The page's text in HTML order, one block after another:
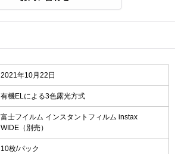
2021年10月22日
有機ELによる3色露光方式
富士フイルム インスタントフィルム instax
WIDE（別売）
10枚/パック